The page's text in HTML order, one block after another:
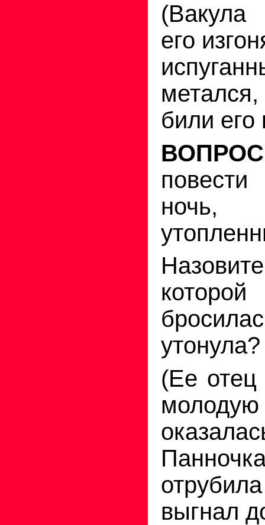
(Вакула
его
били его
утонула?
(Ее
выгнал